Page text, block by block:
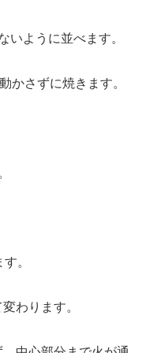
いように並べます。
かさずに焼きます。
。
わります。